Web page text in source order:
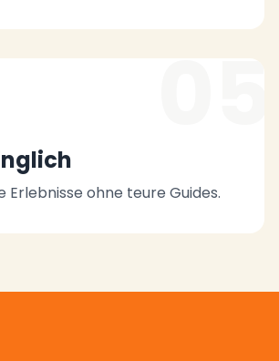
Erlebnisse ohne teure Guides.